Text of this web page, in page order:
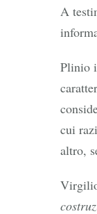
A
Plinio
cui
altro,